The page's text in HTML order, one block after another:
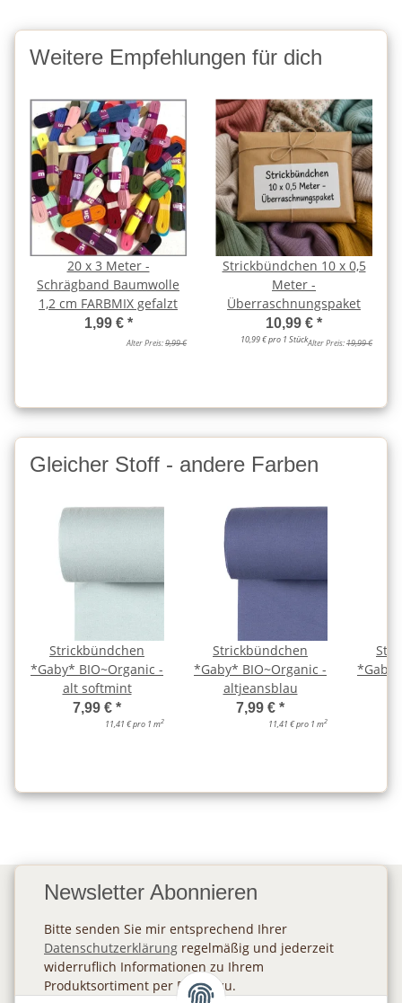
Weitere Empfehlungen für dich
20 x 3 Meter -
Schrägband Baumwolle
1,2 cm FARBMIX gefalzt
1,99 € *
Alter Preis:9,99 €
Strickbündchen 10 x 0,5
Meter -
Überraschnungspaket
10,99 € *
10,99 € pro 1 StückAlter Preis:19,99 €
Gleicher Stoff - andere Farben
Strickbündchen
*Gaby* BIO~Organic -
alt softmint
7,99 € *
11,41 € pro 1 m2
Strickbündchen
*Gaby* BIO~Organic -
altjeansblau
7,99 € *
11,41 € pro 1 m2
Newsletter Abonnieren
Bitte senden Sie mir entsprechend Ihrer
Datenschutzerklärung regelmäßig und jederzeit
widerruflich Informationen zu Ihrem
Produktsortiment per E-Mail zu.